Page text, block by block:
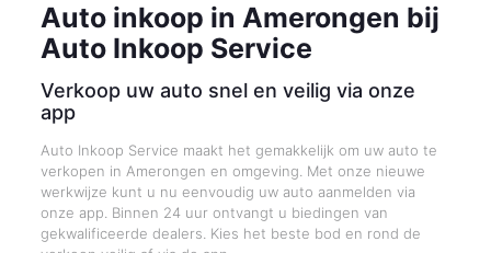
Auto inkoop in Amerongen bij
Auto Inkoop Service
Verkoop uw auto snel en veilig via onze
app
Auto Inkoop Service maakt het gemakkelijk om uw auto te
verkopen in Amerongen en omgeving. Met onze nieuwe
werkwijze kunt u nu eenvoudig uw auto aanmelden via
onze app. Binnen 24 uur ontvangt u biedingen van
gekwalificeerde dealers. Kies het beste bod en rond de